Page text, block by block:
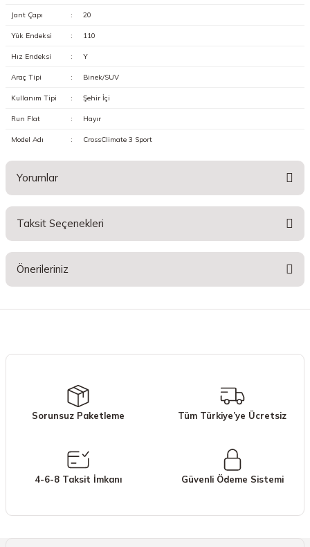
Jant Çapı : 20
Yük Endeksi : 110
Hız Endeksi : Y
Araç Tipi : Binek/SUV
Kullanım Tipi : Şehir İçi
Run Flat : Hayır
Model Adı : CrossClimate 3 Sport
Yorumlar
Taksit Seçenekleri
Önerileriniz
Ürün açıklamasında eksik bilgiler bulunuyor.
Ürün bilgilerinde hatalar bulunuyor.
Bu ürüne benzer farklı alternatifler olmalı.
Sorunsuz Paketleme Tüm Türkiye’ye Ücretsiz
4-6-8 Taksit İmkanı Güvenli Ödeme Sistemi